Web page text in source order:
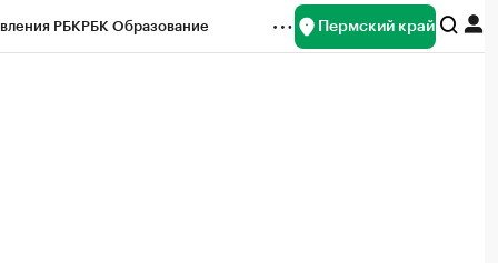
РБКРБК Образование Пермский край